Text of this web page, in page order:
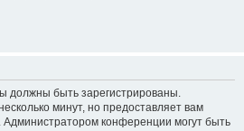
должны быть зарегистрированы.
минут, но предоставляет вам
конференции могут быть